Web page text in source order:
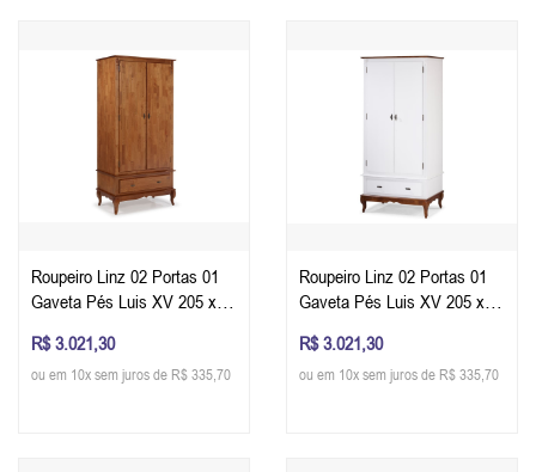
Roupeiro Linz 02 Portas 01
Gaveta Pés Luis XV 205 x
Imbuia Glazer
R$ 3.021,30
ou em 10x sem juros de R$ 335,70
Roupeiro Linz 02 Portas 01
Gaveta Pés Luis XV 205 x
Imbuia Glazer - Branco
R$ 3.021,30
ou em 10x sem juros de R$ 335,70